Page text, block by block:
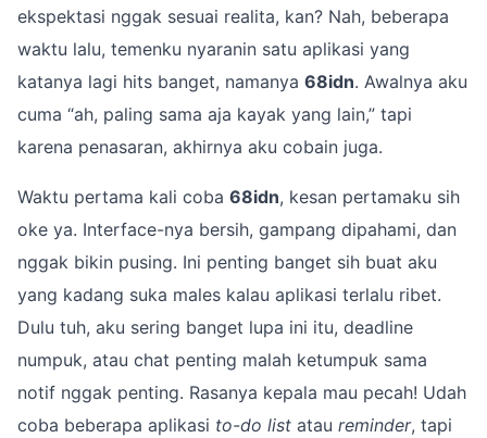
ekspektasi nggak sesuai realita, kan? Nah, beberapa
waktu lalu, temenku nyaranin satu aplikasi yang
katanya lagi hits banget, namanya 68idn. Awalnya aku
cuma “ah, paling sama aja kayak yang lain,” tapi
karena penasaran, akhirnya aku cobain juga.
Waktu pertama kali coba 68idn, kesan pertamaku sih
oke ya. Interface-nya bersih, gampang dipahami, dan
nggak bikin pusing. Ini penting banget sih buat aku
yang kadang suka males kalau aplikasi terlalu ribet.
Dulu tuh, aku sering banget lupa ini itu, deadline
numpuk, atau chat penting malah ketumpuk sama
notif nggak penting. Rasanya kepala mau pecah! Udah
coba beberapa aplikasi to-do list atau reminder, tapi